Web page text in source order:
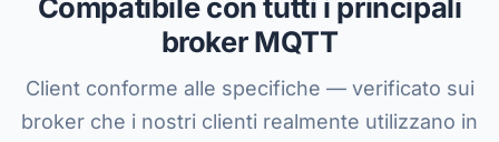
Compatibile con tutti i principali
broker MQTT
Client conforme alle specifiche — verificato sui
broker che i nostri clienti realmente utilizzano in